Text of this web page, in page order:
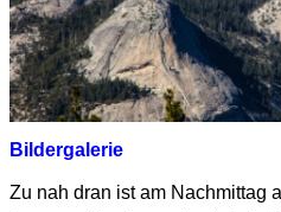
Bildergalerie
Zu nah dran ist am Nachmittag